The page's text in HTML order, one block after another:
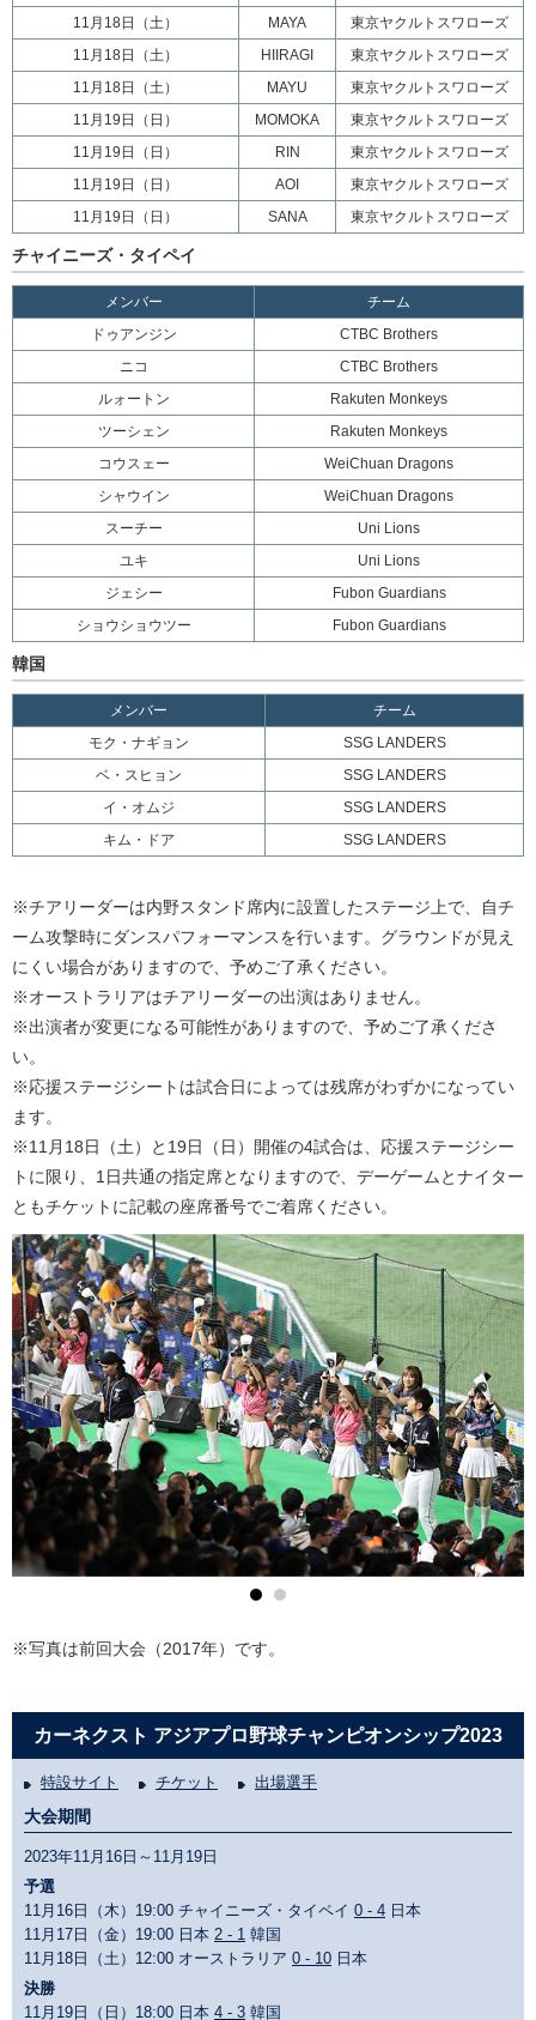
11月18日（土）
MAYA
東京ヤクルトスワローズ
11月18日（土）
HIIRAGI
東京ヤクルトスワローズ
11月18日（土）
MAYU
東京ヤクルトスワローズ
11月19日（日）
MOMOKA
東京ヤクルトスワローズ
11月19日（日）
RIN
東京ヤクルトスワローズ
11月19日（日）
AOI
東京ヤクルトスワローズ
11月19日（日）
SANA 東京ヤクルトスワローズ
チャイニーズ・タイペイ
メンバー
チーム
ドゥアンジン
CTBC Brothers
ニコ
CTBC Brothers
ルォートン
Rakuten Monkeys
ツーシェン
Rakuten Monkeys
コウスェー
WeiChuan Dragons
シャウイン
WeiChuan Dragons
スーチー
Uni Lions
ユキ
Uni Lions
ジェシー
Fubon Guardians
ショウショウツー
Fubon Guardians
韓国
メンバー
チーム
モク・ナギョン
SSG LANDERS
ベ・スヒョン
SSG LANDERS
イ・オムジ
SSG LANDERS
キム・ドア
SSG LANDERS
※チアリーダーは内野スタンド席内に設置したステージ上で、自チ
ーム攻撃時にダンスパフォーマンスを行います。グラウンドが見え
にくい場合がありますので、予めご了承ください。
※オーストラリアはチアリーダーの出演はありません。
※出演者が変更になる可能性がありますので、予めご了承くださ
い。
※応援ステージシートは試合日によっては残席がわずかになってい
ます。
※11月18日（土）と19日（日）開催の4試合は、応援ステージシー
トに限り、1日共通の指定席となりますので、デーゲームとナイター
ともチケットに記載の座席番号でご着席ください。
※写真は前回大会（2017年）です。
カーネクスト アジアプロ野球チャンピオンシップ2023
特設サイト チケット 出場選手
大会期間
2023年11月16日～11月19日
予選
11月16日（木）19:00 チャイニーズ・タイペイ 0 - 4 日本
11月17日（金）19:00 日本 2 - 1 韓国
11月18日（土）12:00 オーストラリア 0 - 10 日本
決勝
11月19日（日）18:00 日本 4 - 3 韓国